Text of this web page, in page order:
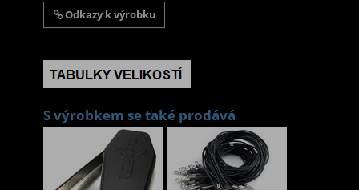
Odkazy k výrobku
S výrobkem se také prodává